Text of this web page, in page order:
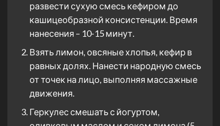
развести сухую смесь кефиром до
кашицеобразной консистенции. Время
нанесения – 10-15 минут.
Взять лимон, овсяные хлопья, кефир в
равных долях. Нанести народную смесь
от точек на лицо, выполняя массажные
движения.
Геркулес смешать с йогуртом,